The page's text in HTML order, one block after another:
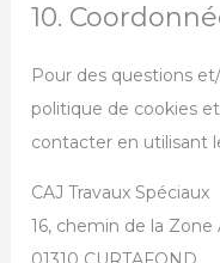
10.
Pour des questions
politique de cookies
contacter en utilisant
CAJ Travaux Spéciaux
16, chemin de la Zone